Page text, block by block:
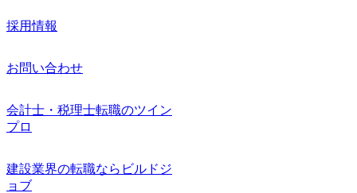
採用情報
お問い合わせ
会計士・税理士転職のツイン
プロ
建設業界の転職ならビルドジ
ョブ